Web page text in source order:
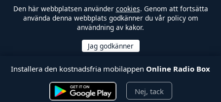
Den här webbplatsen använder cookies. Genom att fortsätta
använda denna webbplats godkänner du vår policy om
användning av kakor.
Installera den kostnadsfria mobilappen Online Radio Box
Nej, tack